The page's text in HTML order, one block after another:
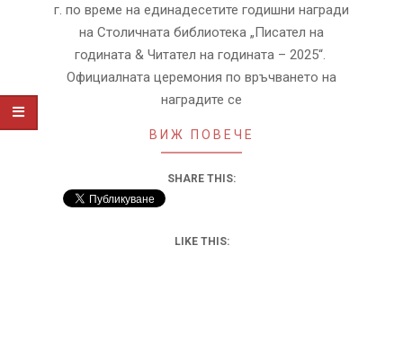
г. по време на единадесетите годишни награди
на Столичната библиотека „Писател на
годината & Читател на годината – 2025“.
Официалната церемония по връчването на
наградите се
ВИЖ ПОВЕЧЕ
SHARE THIS:
LIKE THIS: